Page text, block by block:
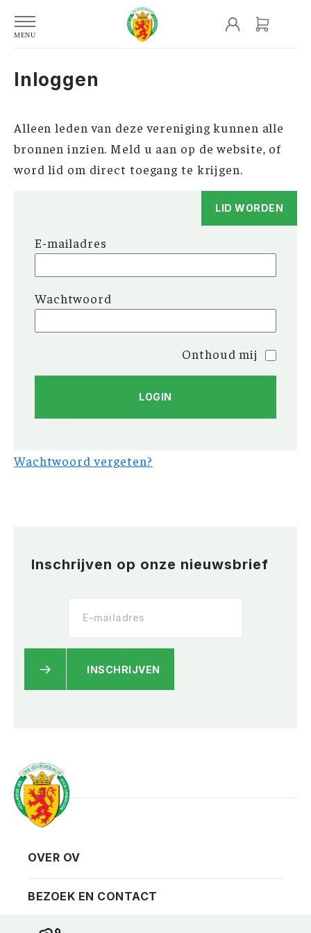
Inloggen
Alleen leden van deze vereniging kunnen alle
bronnen inzien. Meld u aan op de website, of
word lid om direct toegang te krijgen.
LID WORDEN
E-mailadres
Wachtwoord
Onthoud mij
Wachtwoord vergeten?
Inschrijven op onze nieuwsbrief
INSCHRIJVEN
Vereniging
Privacy
Contact
Bezoekadres
OVER OV
BEZOEK EN CONTACT